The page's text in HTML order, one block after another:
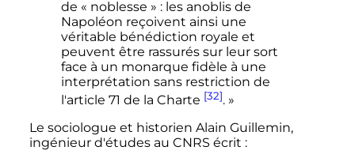
de « noblesse » : les anoblis de
Napoléon reçoivent ainsi une
véritable bénédiction royale et
peuvent être rassurés sur leur sort
face à un monarque fidèle à une
interprétation sans restriction de
l'article 71 de la Charte [32]. »
Le sociologue et historien Alain Guillemin,
ingénieur d'études au CNRS écrit :